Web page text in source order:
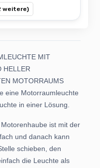
weitere)
MIT
HELLER
MOTORRAUMS
eine Motorraumleuchte
in einer Lösung.
ist mit der
und danach kann
schieben, den
die Leuchte als